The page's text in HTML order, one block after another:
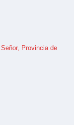
Provincia de